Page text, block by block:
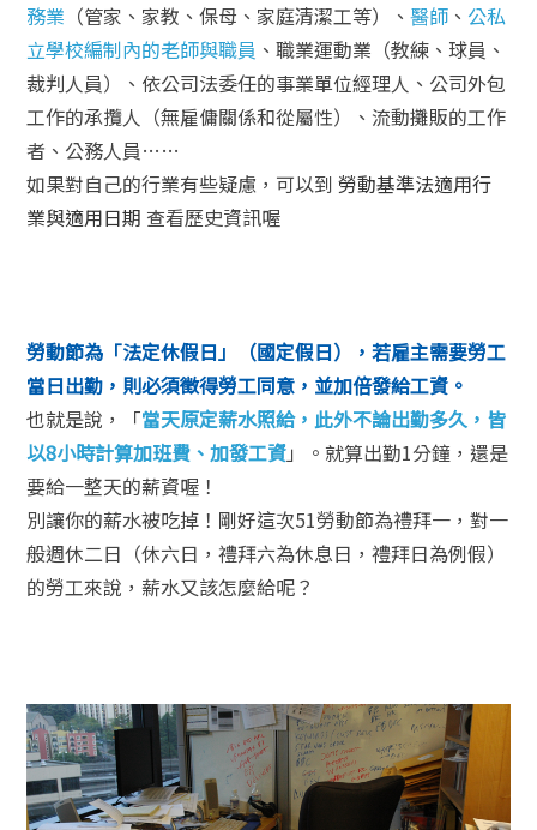
務業 （管家、家教、保母、家庭清潔工等）、醫師 、 公私
立學校編制內的老師與職員 、職業運動業（教練、球員、
裁判人員）、依公司法委任的事業單位經理人、公司外包
工作的承攬人（無雇傭關係和從屬性）、流動攤販的工作
者、公務人員……
如果對自己的行業有些疑慮，可以到勞動基準法適用行
業與適用日期 查看歷史資訊喔
勞動節為「法定休假日」（國定假日），若雇主需要勞工
當日出勤，則必須徵得勞工同意，並加倍發給工資。
也就是說，「當天原定薪水照給，此外不論出勤多久，皆
以8小時計算加班費、加發工資」。就算出勤1分鐘，還是
要給一整天的薪資喔！
別讓你的薪水被吃掉！剛好這次51勞動節為禮拜一，對一
般週休二日（休六日，禮拜六為休息日，禮拜日為例假）
的勞工來說，薪水又該怎麼給呢？